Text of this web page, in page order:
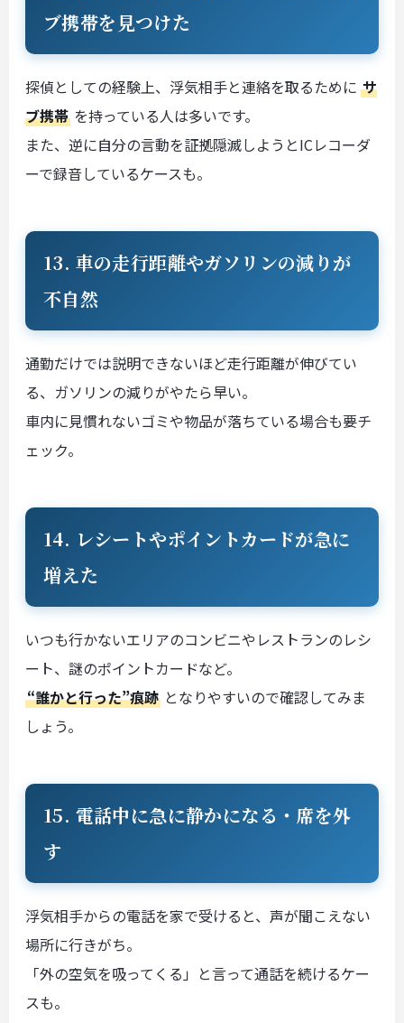
ブ携帯を見つけた
探偵としての経験上、浮気相手と連絡を取るために サ
ブ携帯 を持っている人は多いです。
また、逆に自分の言動を証拠隠滅しようとICレコーダ
ーで録音しているケースも。
13. 車の走行距離やガソリンの減りが
不自然
通勤だけでは説明できないほど走行距離が伸びてい
る、ガソリンの減りがやたら早い。
車内に見慣れないゴミや物品が落ちている場合も要チ
ェック。
14. レシートやポイントカードが急に
増えた
いつも行かないエリアのコンビニやレストランのレシ
ート、謎のポイントカードなど。
“誰かと行った”痕跡 となりやすいので確認してみま
しょう。
15. 電話中に急に静かになる・席を外
す
浮気相手からの電話を家で受けると、声が聞こえない
場所に行きがち。
「外の空気を吸ってくる」と言って通話を続けるケー
スも。